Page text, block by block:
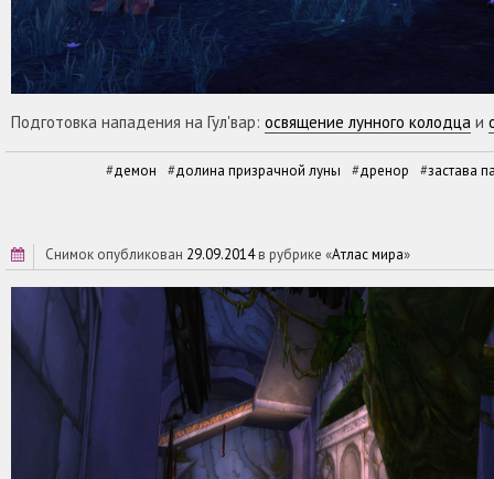
Подготовка нападения на Гул'вар: освящение лунного колодца и
демон долина призрачной луны дренор застава
снимок опубликован 29.09.2014в рубрике «Атлас мира»